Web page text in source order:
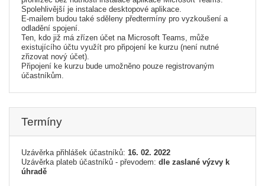
Spolehlivější je instalace desktopové aplikace.
E-mailem budou také sděleny předtermíny pro vyzkoušení a
odladění spojení.
Ten, kdo již má zřízen účet na Microsoft Teams, může
existujícího účtu využít pro připojení ke kurzu (není nutné
zřizovat nový účet).
Připojení ke kurzu bude umožněno pouze registrovaným
účastníkům.
Termíny
Uzávěrka přihlášek účastníků: 16. 02. 2022
Uzávěrka plateb účastníků - převodem: dle zaslané výzvy k
úhradě